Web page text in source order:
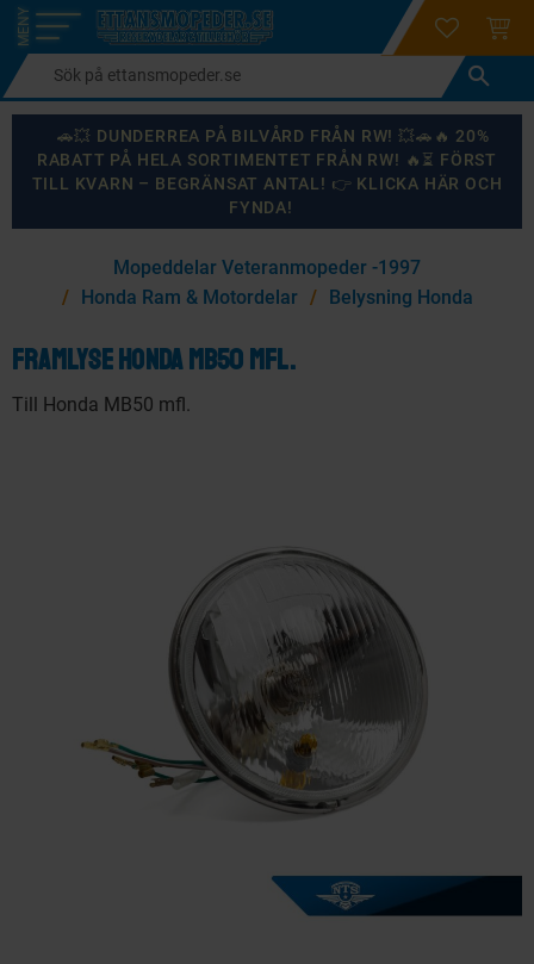
Meny
login
🚗💥 DUNDERREA PÅ BILVÅRD FRÅN RW! 💥🚗🔥 20%
RABATT PÅ HELA SORTIMENTET FRÅN RW! 🔥⏳ FÖRST
TILL KVARN – BEGRÄNSAT ANTAL! 👉 KLICKA HÄR OCH
FYNDA!
KANSKE NÅGON AV DESSA PRODUKTER KAN INTRESSERA
Montage/Arbetshandsk
e Hanvo PE304 1 par
ETH01m
KÖP
Solglasögon 5 pack
125
Mopeddelar Veteranmopeder -1997
Honda Ram & Motordelar
Belysning Honda
Framlyse Honda MB50 mfl.
Till Honda MB50 mfl.